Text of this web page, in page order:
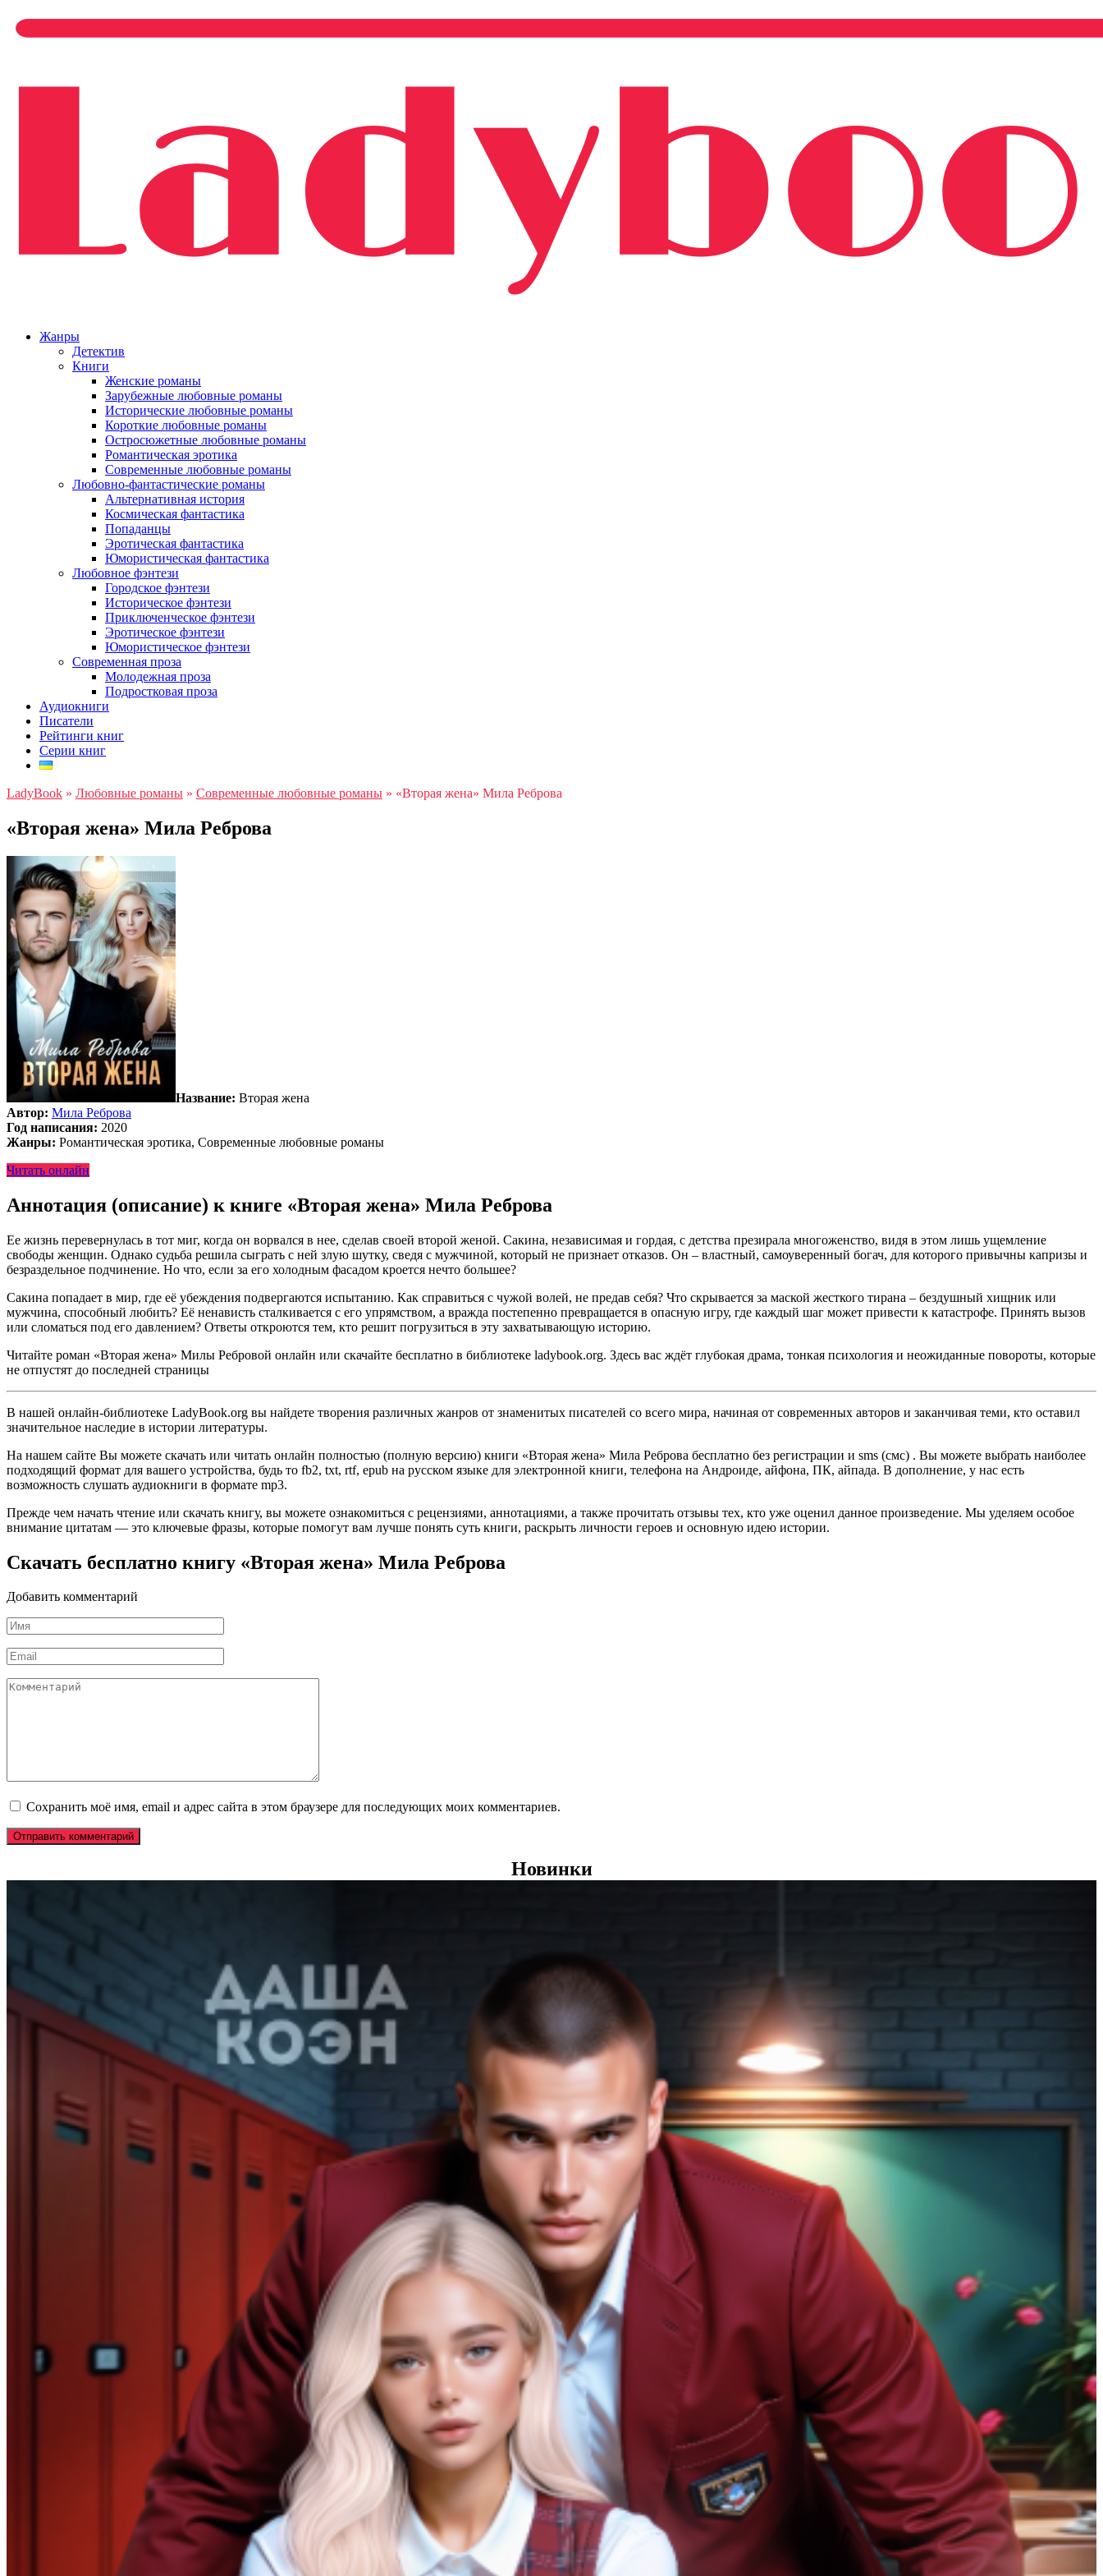
Жанры
Детектив
Книги
Женские романы
Зарубежные любовные романы
Исторические любовные романы
Короткие любовные романы
Остросюжетные любовные романы
Романтическая эротика
Современные любовные романы
Любовно-фантастические романы
Альтернативная история
Космическая фантастика
Попаданцы
Эротическая фантастика
Юмористическая фантастика
Любовное фэнтези
Городское фэнтези
Историческое фэнтези
Приключенческое фэнтези
Эротическое фэнтези
Юмористическое фэнтези
Современная проза
Молодежная проза
Подростковая проза
Аудиокниги
Писатели
Рейтинги книг
Серии книг
LadyBook » Любовные романы » Современные любовные романы » «Вторая жена» Мила Реброва
«Вторая жена» Мила Реброва
Название: Вторая жена
Автор: Мила Реброва
Год написания: 2020
Жанры: Романтическая эротика, Современные любовные романы
Читать онлайн
Аннотация (описание) к книге «Вторая жена» Мила Реброва
Ее жизнь перевернулась в тот миг, когда он ворвался в нее, сделав своей второй женой. Сакина, независимая и гордая, с детства презирала многоженство, видя в этом лишь ущемление
свободы женщин. Однако судьба решила сыграть с ней злую шутку, сведя с мужчиной, который не признает отказов. Он – властный, самоуверенный богач, для которого привычны капризы и
безраздельное подчинение. Но что, если за его холодным фасадом кроется нечто большее?
Сакина попадает в мир, где её убеждения подвергаются испытанию. Как справиться с чужой волей, не предав себя? Что скрывается за маской жесткого тирана – бездушный хищник или
мужчина, способный любить? Её ненависть сталкивается с его упрямством, а вражда постепенно превращается в опасную игру, где каждый шаг может привести к катастрофе. Принять вызов
или сломаться под его давлением? Ответы откроются тем, кто решит погрузиться в эту захватывающую историю.
Читайте роман «Вторая жена» Милы Ребровой онлайн или скачайте бесплатно в библиотеке ladybook.org. Здесь вас ждёт глубокая драма, тонкая психология и неожиданные повороты, которые
не отпустят до последней страницы
В нашей онлайн-библиотеке LadyBook.org вы найдете творения различных жанров от знаменитых писателей со всего мира, начиная от современных авторов и заканчивая теми, кто оставил
значительное наследие в истории литературы.
На нашем сайте Вы можете скачать или читать онлайн полностью (полную версию) книги «Вторая жена» Мила Реброва бесплатно без регистрации и sms (смс) . Вы можете выбрать наиболее
подходящий формат для вашего устройства, будь то fb2, txt, rtf, epub на русском языке для электронной книги, телефона на Андроиде, айфона, ПК, айпада. В дополнение, у нас есть
возможность слушать аудиокниги в формате mp3.
Прежде чем начать чтение или скачать книгу, вы можете ознакомиться с рецензиями, аннотациями, а также прочитать отзывы тех, кто уже оценил данное произведение. Мы уделяем особое
внимание цитатам — это ключевые фразы, которые помогут вам лучше понять суть книги, раскрыть личности героев и основную идею истории.
Скачать бесплатно книгу «Вторая жена» Мила Реброва
Добавить комментарий
Имя
*
Email
*
Комментарий
Сохранить моё имя, email и адрес сайта в этом браузере для последующих моих комментариев.
Новинки